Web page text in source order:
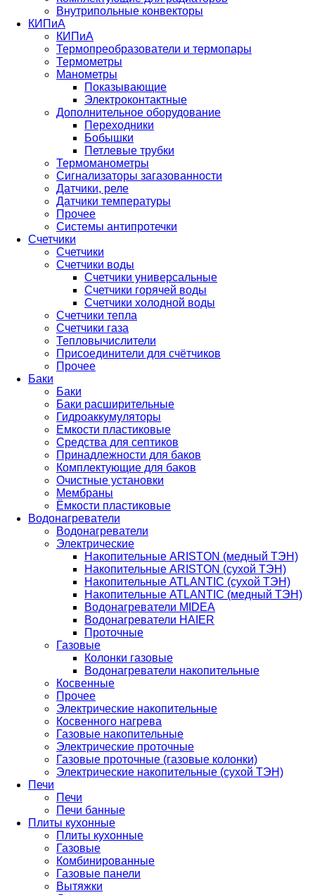
Внутрипольные конвекторы
КИПиА
КИПиА
Термопреобразователи и термопары
Термометры
Манометры
Показывающие
Электроконтактные
Дополнительное оборудование
Переходники
Бобышки
Петлевые трубки
Термоманометры
Сигнализаторы загазованности
Датчики, реле
Датчики температуры
Прочее
Системы антипротечки
Счетчики
Счетчики
Счетчики воды
Счетчики универсальные
Счетчики горячей воды
Счетчики холодной воды
Счетчики тепла
Счетчики газа
Тепловычислители
Присоединители для счётчиков
Прочее
Баки
Баки
Баки расширительные
Гидроаккумуляторы
Емкости пластиковые
Средства для септиков
Принадлежности для баков
Комплектующие для баков
Очистные установки
Мембраны
Ёмкости пластиковые
Водонагреватели
Водонагреватели
Электрические
Накопительные ARISTON (медный ТЭН)
Накопительные ARISTON (сухой ТЭН)
Накопительные ATLANTIC (сухой ТЭН)
Накопительные ATLANTIC (медный ТЭН)
Водонагреватели MIDEA
Водонагреватели HAIER
Проточные
Газовые
Колонки газовые
Водонагреватели накопительные
Косвенные
Прочее
Электрические накопительные
Косвенного нагрева
Газовые накопительные
Электрические проточные
Газовые проточные (газовые колонки)
Электрические накопительные (сухой ТЭН)
Печи
Печи
Печи банные
Плиты кухонные
Плиты кухонные
Газовые
Комбинированные
Газовые панели
Вытяжки